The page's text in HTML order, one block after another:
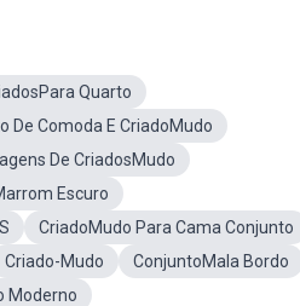
Quarto
De Comoda E CriadoMudo
De CriadosMudo
Escuro
CriadoMudo Para Cama Conjunto
Criado-Mudo
ConjuntoMala Bordo
Moderno